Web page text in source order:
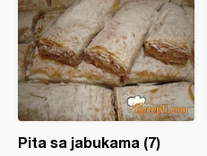
Pita sa jabukama (7)